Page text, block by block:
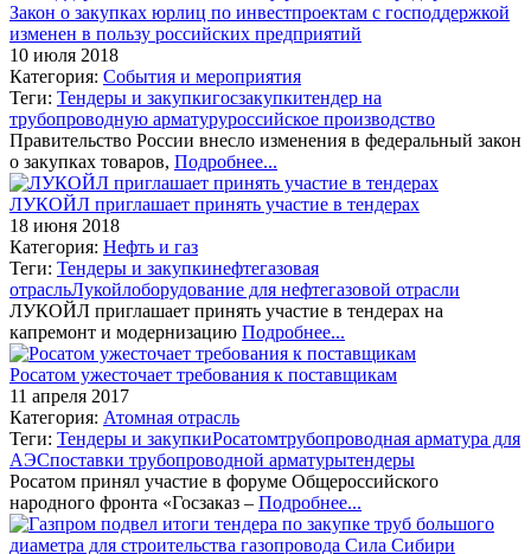
Закон о закупках юрлиц по инвестпроектам с господдержкой
изменен в пользу российских предприятий
10 июля 2018
Категория: События и мероприятия
Теги: Тендеры и закупкигосзакупкитендер на
трубопроводную арматуруроссийское производство
Правительство России внесло изменения в федеральный закон
о закупках товаров, Подробнее...
ЛУКОЙЛ приглашает принять участие в тендерах
18 июня 2018
Категория: Нефть и газ
Теги: Тендеры и закупкинефтегазовая
отрасльЛукойлоборудование для нефтегазовой отрасли
ЛУКОЙЛ приглашает принять участие в тендерах на
капремонт и модернизацию Подробнее...
Росатом ужесточает требования к поставщикам
11 апреля 2017
Категория: Атомная отрасль
Теги: Тендеры и закупкиРосатомтрубопроводная арматура для
АЭСпоставки трубопроводной арматурытендеры
Росатом принял участие в форуме Общероссийского
народного фронта «Госзаказ – Подробнее...